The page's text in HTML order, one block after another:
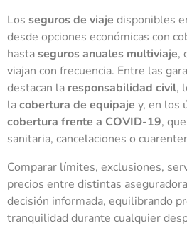
Los seguros de viaje disponibles
desde opciones económicas con
hastaseguros anuales multiviaje,
viajan con frecuencia. Entre las
destacan la responsabilidad civil,
lacobertura de equipaje y, en los
cobertura frente a COVID-19,
sanitaria, cancelaciones o
Comparar límites, exclusiones,
precios entre distintas
decisión informada, equilibrando
tranquilidad durante cualquier